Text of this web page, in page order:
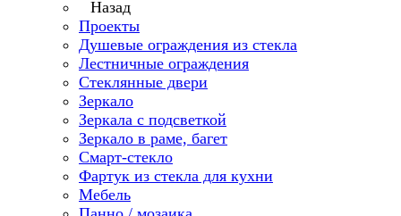
Назад
Проекты
Душевые ограждения из стекла
Лестничные ограждения
Стеклянные двери
Зеркало
Зеркала с подсветкой
Зеркало в раме, багет
Смарт-стекло
Фартук из стекла для кухни
Мебель